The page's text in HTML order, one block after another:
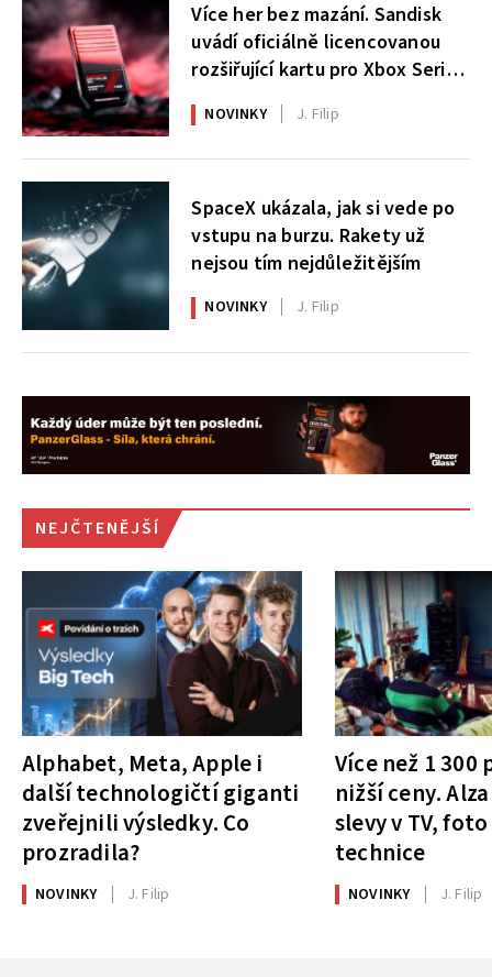
Více her bez mazání. Sandisk
uvádí oficiálně licencovanou
rozšiřující kartu pro Xbox Series
X|S
NOVINKY J. Filip
SpaceX ukázala, jak si vede po
vstupu na burzu. Rakety už
nejsou tím nejdůležitějším
NOVINKY J. Filip
NEJČTENĚJŠÍ
Alphabet, Meta, Apple i
další technologičtí giganti
zveřejnili výsledky. Co
prozradila?
NOVINKY J. Filip
Více než 1
nižší ceny.
slevy v TV,
technice
NOVINKY J. Filip